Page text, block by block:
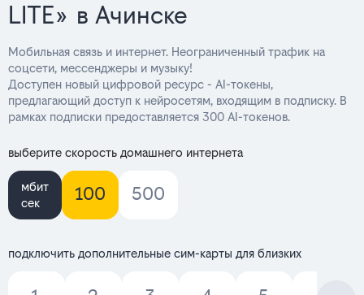
LITE» в Ачинске
Мобильная связь и интернет. Неограниченный трафик на
соцсети, мессенджеры и музыку!
Доступен новый цифровой ресурс - AI-токены,
предлагающий доступ к нейросетям, входящим в подписку. В
рамках подписки предоставляется 300 AI-токенов.
выберите скорость домашнего интернета
мбит
сек
100 500
подключить дополнительные сим-карты для близких